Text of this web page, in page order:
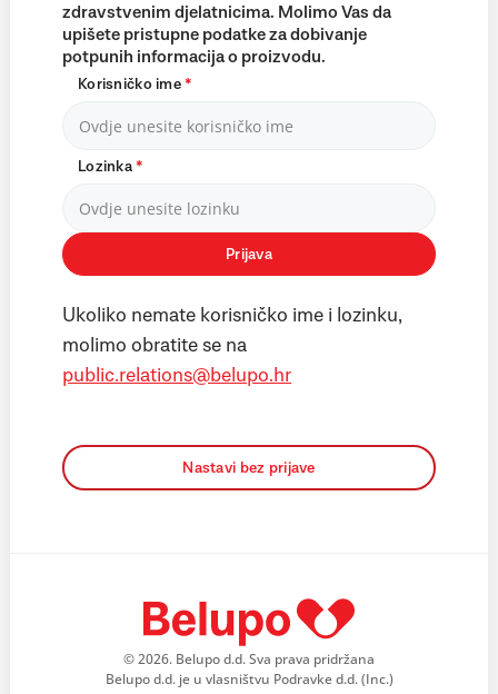
zdravstvenim djelatnicima. Molimo Vas da
upišete pristupne podatke za dobivanje
potpunih informacija o proizvodu.
Korisničko ime*
Lozinka*
Prijava
Ukoliko nemate korisničko ime i lozinku,
molimo obratite se na
public.relations@belupo.hr
Nastavi bez prijave
© 2026. Belupo d.d. Sva prava pridržana
Belupo d.d. je u vlasništvu Podravke d.d. (Inc.)